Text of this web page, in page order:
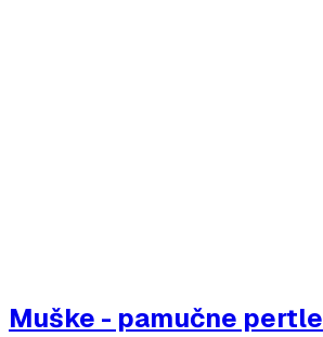
Muške - pamučne pertle